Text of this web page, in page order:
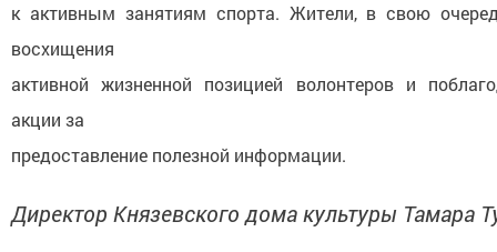
к активным занятиям спорта. Жители, в свою
восхищения
активной жизненной позицией волонтеров и
акции за
предоставление полезной информации.
Директор Князевского дома культуры Тамара